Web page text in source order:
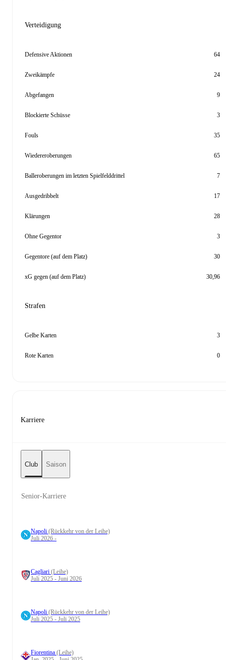
Verteidigung
Defensive Aktionen 64
Zweikämpfe 24
Abgefangen 9
Blockierte Schüsse 3
Fouls 35
Wiedereroberungen 65
Balleroberungen im letzten Spielfelddrittel 7
Ausgedribbelt 17
Klärungen 28
Ohne Gegentor 3
Gegentore (auf dem Platz) 30
xG gegen (auf dem Platz) 30,96
Strafen
Gelbe Karten 3
Rote Karten 0
Karriere
Club Saison
Senior-Karriere
Napoli (Rückkehr von der Leihe)
Juli 2026 -
Cagliari (Leihe)
Juli 2025 - Juni 2026
Napoli (Rückkehr von der Leihe)
Juli 2025 - Juli 2025
Fiorentina (Leihe)